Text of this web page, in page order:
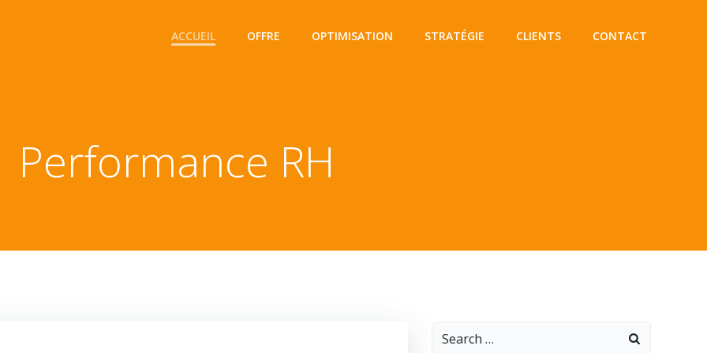
ACCUEIL OFFRE OPTIMISATION STRATÉGIE CLIENTS CONTACT
Performance RH
Search